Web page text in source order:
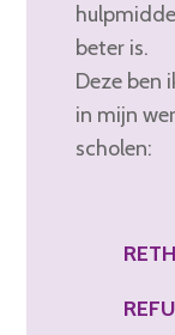
beter is.
Deze ben
in mijn
scholen: